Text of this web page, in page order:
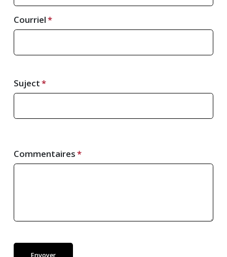
Courriel
Suject
Commentaires
Envoyer